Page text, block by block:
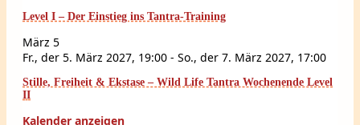
Level I – Der Einstieg ins Tantra-Training
März 5
Fr., der 5. März 2027, 19:00 - So., der 7. März 2027, 17:00
Stille, Freiheit & Ekstase – Wild Life Tantra Wochenende Level
II
Kalender anzeigen